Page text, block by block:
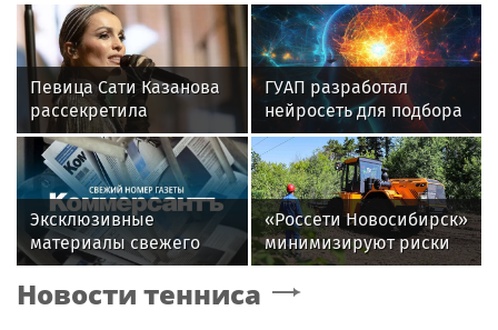
Певица Сати Казанова
рассекретила
«безгрешное, чистое,
любящее» имя своей
дочери
ГУАП разработал
нейросеть для подбора
обуви по фото стопы
Эксклюзивные
материалы свежего
номера газеты
«Коммерсантъ»:
«Россети Новосибирск»
минимизируют риски
повреждений ЛЭП за
счет масштабной
Новости тенниса